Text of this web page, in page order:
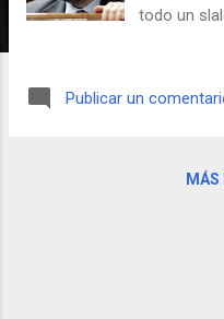
todo un
Publicar un
MÁS